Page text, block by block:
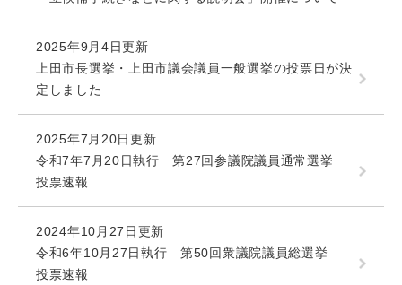
2025年9月4日更新
上田市長選挙・上田市議会議員一般選挙の投票日が決
定しました
2025年7月20日更新
令和7年7月20日執行 第27回参議院議員通常選挙
投票速報
2024年10月27日更新
令和6年10月27日執行 第50回衆議院議員総選挙
投票速報